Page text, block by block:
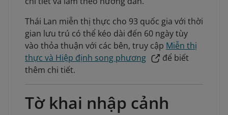
Thái Lan miễn thị thực cho 93 quốc gia với thời
gian lưu trú có thể kéo dài đến 60 ngày tùy
vào thỏa thuận với các bên, truy cập Miễn thị
thực và Hiệp định song phương
để biết
thêm chi tiết.
Tờ khai nhập cảnh